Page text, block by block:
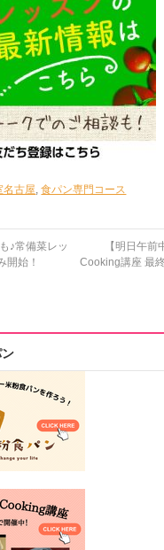
名古屋,食パン専門コース
♪常備菜レッ
開始！
【明日午
Cooking講座 最